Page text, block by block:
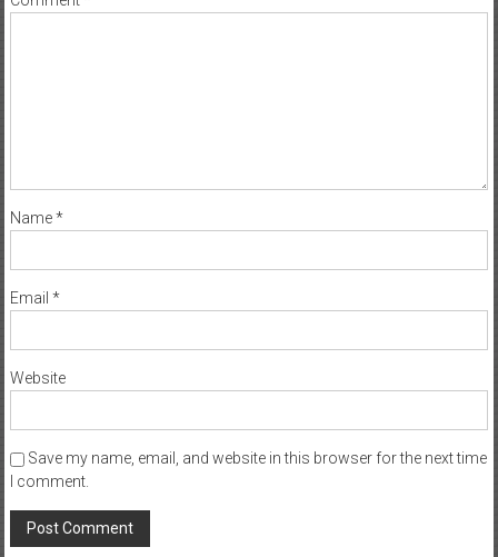
Name*
Email *
Website
Save my name, email, and website in this browser for the next time
I comment.